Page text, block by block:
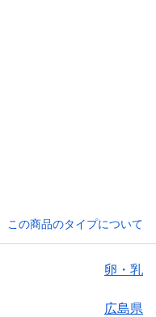
この商品のタイプについて
卵・乳
広島県